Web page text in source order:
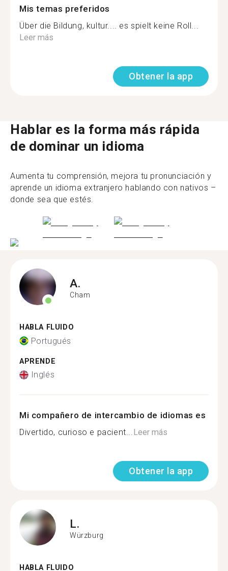
Mis temas preferidos
Über die Bildung, kultur.... es spielt keine Roll...
Leer más
Obtener la app
Hablar es la forma más rápida
de dominar un idioma
Aumenta tu comprensión, mejora tu pronunciación y
aprende un idioma extranjero hablando con nativos –
donde sea que estés.
A.
Cham
HABLA FLUIDO
Portugués
APRENDE
Inglés
Mi compañero de intercambio de idiomas es
Divertido, curioso e pacient...Leer más
Obtener la app
L.
Würzburg
HABLA FLUIDO